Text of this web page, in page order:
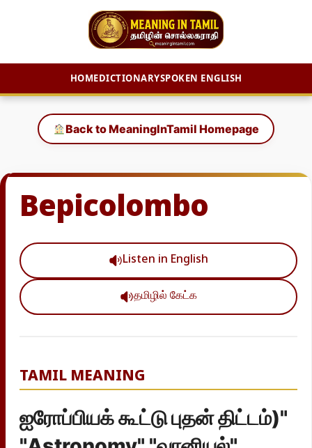
HOMEDICTIONARYSPOKEN ENGLISH
content
Back to MeaningInTamil Homepage
Bepicolombo
Listen in English
தமிழில் கேட்க
TAMIL MEANING
ஐரோப்பியக் கூட்டு புதன் திட்டம்)"